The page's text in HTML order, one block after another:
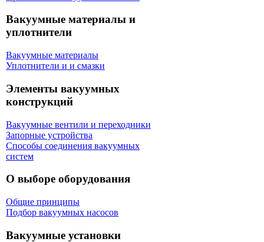
Вакуумные материалы и
уплотнители
Вакуумные материалы
Уплотнители и и смазки
Элементы вакуумных
конструкций
Вакуумные вентили и переходники
Запорные устройства
Способы соединения вакуумных
систем
О выборе оборудования
Общие принципы
Подбор вакуумных насосов
Вакуумные установки